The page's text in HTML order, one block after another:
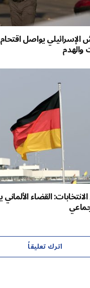
الإسرائيلي يواصل
والهدم
القضاء
اترك تعليقاً